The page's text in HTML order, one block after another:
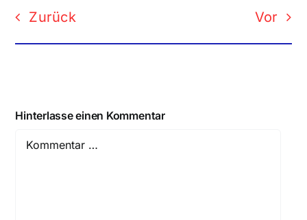
Zurück Vor
Hinterlasse einen Kommentar
Comment